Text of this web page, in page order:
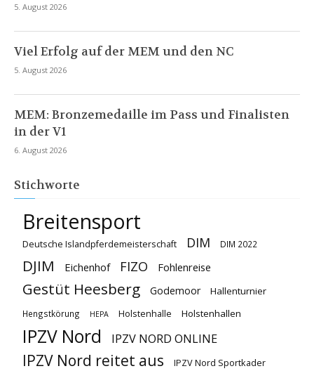
5. August 2026
Viel Erfolg auf der MEM und den NC
5. August 2026
MEM: Bronzemedaille im Pass und Finalisten
in der V1
6. August 2026
Stichworte
Breitensport
Deutsche Islandpferdemeisterschaft DIM DIM 2022
DJIM Eichenhof FIZO Fohlenreise
Gestüt Heesberg Godemoor Hallenturnier
Hengstkörung HEPA Holstenhalle Holstenhallen
IPZV Nord IPZV NORD ONLINE
IPZV Nord reitet aus IPZV Nord Sportkader